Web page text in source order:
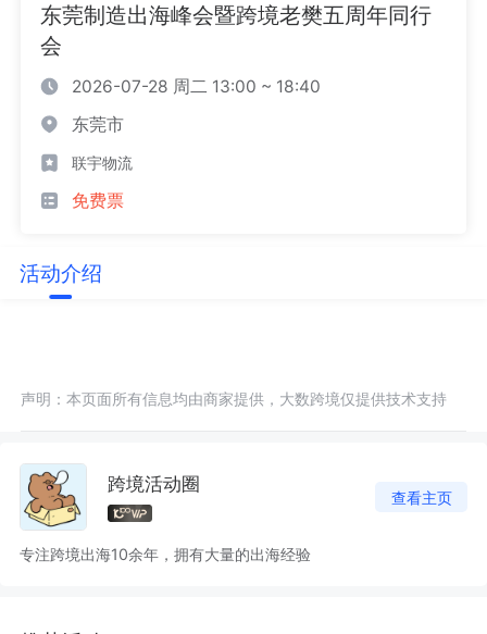
东莞制造出海峰会暨跨境老樊五周年同行
会
2026-07-28 周二 13:00 ~ 18:40
东莞市
联宇物流
免费票
活动介绍
声明：本页面所有信息均由商家提供，大数跨境仅提供技术支持
跨境活动圈
查看主页
专注跨境出海10余年，拥有大量的出海经验